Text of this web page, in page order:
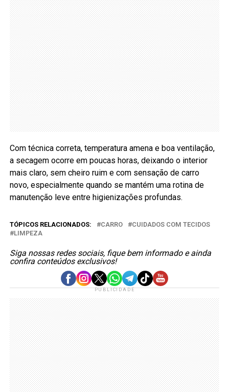
Com técnica correta, temperatura amena e boa ventilação,
a secagem ocorre em poucas horas, deixando o interior
mais claro, sem cheiro ruim e com sensação de carro
novo, especialmente quando se mantém uma rotina de
manutenção leve entre higienizações profundas.
TÓPICOS RELACIONADOS: CARRO
CUIDADOS COM TECIDOS
LIMPEZA
Siga nossas redes sociais, fique bem informado e ainda
confira conteúdos exclusivos!
PUBLICIDADE